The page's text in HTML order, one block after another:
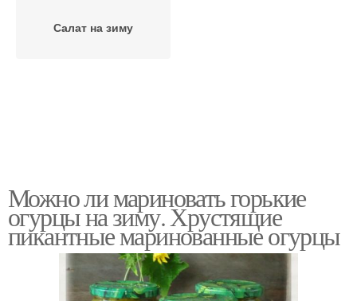
Салат на зиму
Можно ли мариновать горькие
огурцы на зиму. Хрустящие
пикантные маринованные огурцы